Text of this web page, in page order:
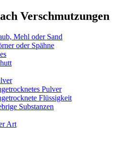
Verschmutzungen
Mehl oder Sand
oder Spähne
Pulver
Flüssigkeit
Substanzen
Art